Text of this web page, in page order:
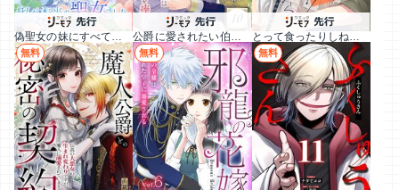
偽聖女の妹にすべてを奪われた私が本当の聖女でした 公爵に愛されたい伯爵令嬢は偽りの婚姻でその身体を捧げる とって食ったりしねぇから～元ヤンくんとの恋事情～
無料 無料 無料